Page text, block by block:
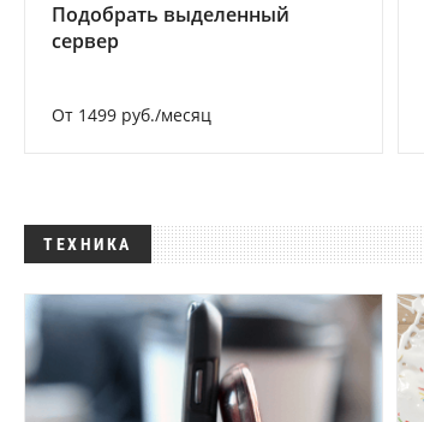
Подобрать выделенный
сервер
От 1499 руб./месяц
ТЕХНИКА